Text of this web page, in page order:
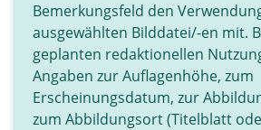
Bemerkungsfeld den
ausgewählten Bilddatei/-en mit.
geplanten redaktionellen
Angaben zur Auflagenhöhe, zum
Erscheinungsdatum, zur
zum Abbildungsort (Titelblatt